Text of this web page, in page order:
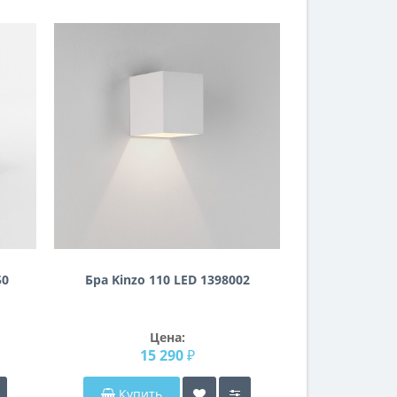
Бра Kinzo 110 LED 1398002
Цена:
15 290 ₽